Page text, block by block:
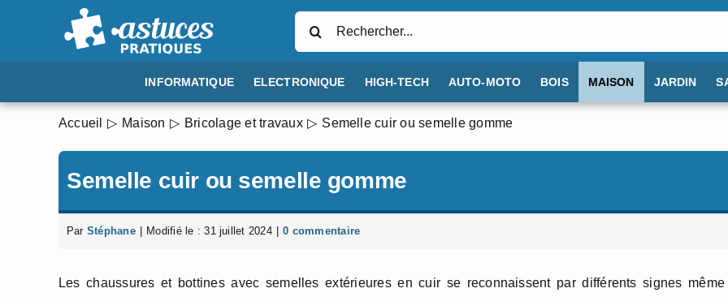
INFORMATIQUE ELECTRONIQUE HIGH-TECH AUTO-MOTO BOIS MAISON JARDIN
Accueil Maison Bricolage et travaux Semelle cuir ou semelle gomme
Semelle cuir ou semelle gomme
Par Stéphane Modifié le : 31 juillet 2024 0 commentaire
Les chaussures et bottines avec semelles extérieures en cuir se reconnaissent par différents signes